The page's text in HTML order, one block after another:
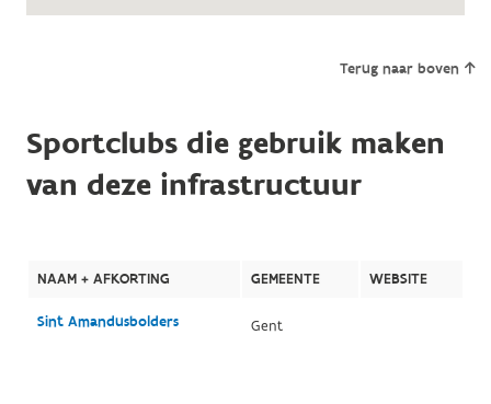
Terug naar boven
Sportclubs die gebruik maken
van deze infrastructuur
NAAM + AFKORTING GEMEENTE WEBSITE
Sint Amandusbolders Gent